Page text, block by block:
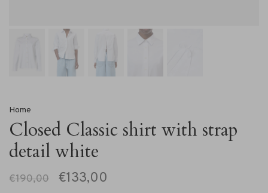
Home
Closed Classic shirt with strap
detail white
€190,00 €133,00